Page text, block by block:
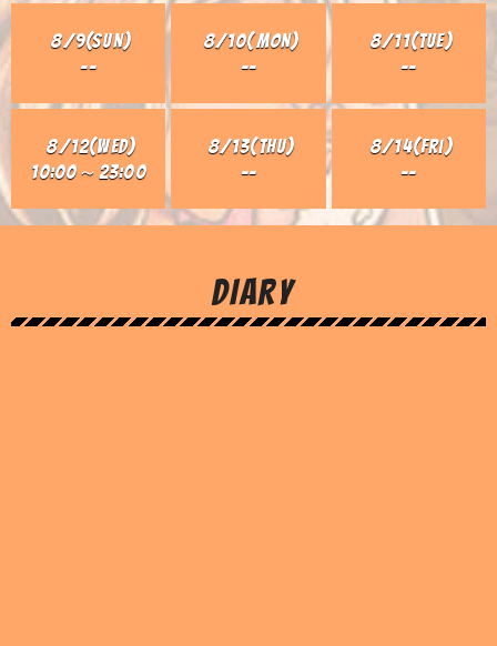
8/9(Sun)
--
8/10(Mon)
--
8/11(Tue)
--
8/12(Wed)
10:00～23:00
8/13(Thu)
--
8/14(Fri)
--
DIARY